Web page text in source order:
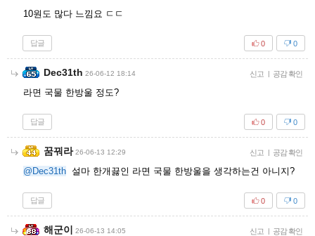
10원도 많다 느낌요 ㄷㄷ
답글 0
0
Dec31th 26-06-12 18:14 신고 | 공감 확인
라면 국물 한방울 정도?
답글 0
0
꿈꿔라 26-06-13 12:29 신고 | 공감 확인
@Dec31th 설마 한개끓인 라면 국물 한방울을 생각하는건 아니지?
답글 0
0
해군이 26-06-13 14:05 신고 | 공감 확인